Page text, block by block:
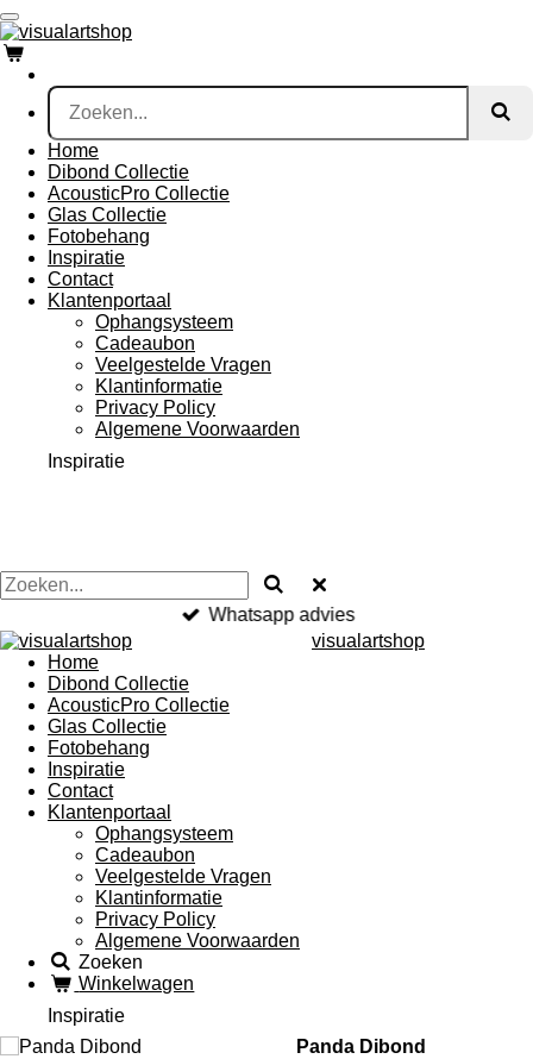
Ga
direct
naar
de
hoofdinhoud
Home
Dibond Collectie
AcousticPro Collectie
Glas Collectie
Fotobehang
Inspiratie
Contact
Klantenportaal
Ophangsysteem
Cadeaubon
Veelgestelde Vragen
Klantinformatie
Privacy Policy
Algemene Voorwaarden
Inspiratie
Whatsapp advies
visualartshop
Home
Dibond Collectie
AcousticPro Collectie
Glas Collectie
Fotobehang
Inspiratie
Contact
Klantenportaal
Ophangsysteem
Cadeaubon
Veelgestelde Vragen
Klantinformatie
Privacy Policy
Algemene Voorwaarden
Zoeken
Winkelwagen
Inspiratie
Panda Dibond